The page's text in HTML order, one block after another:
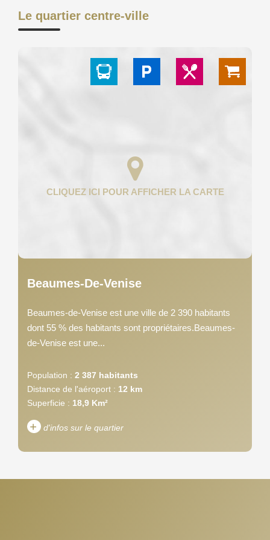
Le quartier centre-ville
Beaumes-De-Venise
Beaumes-de-Venise est une ville de 2 390 habitants
dont 55 % des habitants sont propriétaires.Beaumes-
de-Venise est une...
Population : 2 387 habitants
Distance de l'aéroport : 12 km
Superficie : 18,9 Km²
+ d'infos sur le quartier